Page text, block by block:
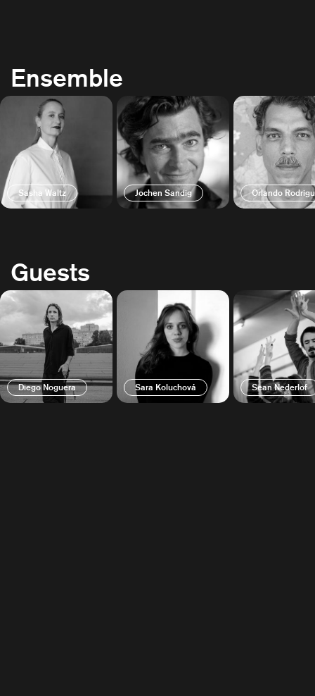
Ensemble
Sasha Waltz Jochen Sandig Orlando
Guests
Diego Noguera Sara Koluchová Sean Nederlof